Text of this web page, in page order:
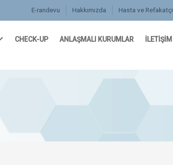
E-randevu Hakkımızda Hasta ve Refakatçi
CHECK-UP ANLAŞMALI KURUMLAR İLETİŞİM